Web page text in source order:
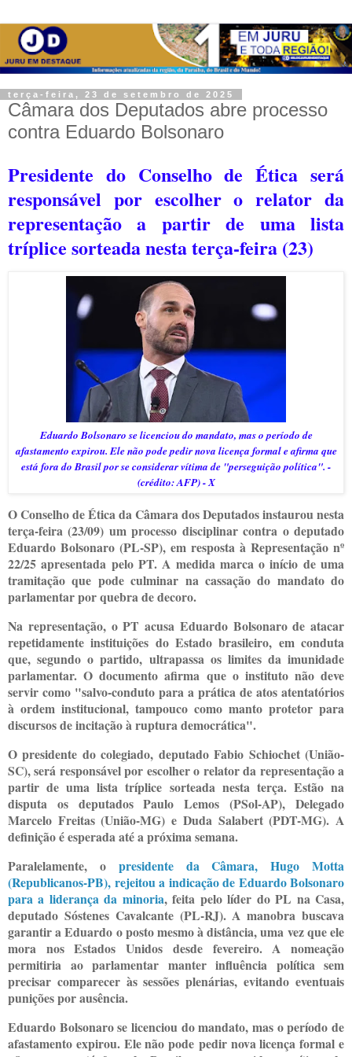
terça-feira, 23 de setembro de 2025
Câmara dos Deputados abre processo
contra Eduardo Bolsonaro
Presidente do Conselho de Ética será
responsável por escolher o relator da
representação a partir de uma lista
tríplice sorteada nesta terça-feira (23)
Eduardo Bolsonaro se licenciou do mandato, mas o período de
afastamento expirou. Ele não pode pedir nova licença formal e afirma que
está fora do Brasil por se considerar vítima de "perseguição política". -
(crédito: AFP) - X
O Conselho de Ética da Câmara dos Deputados instaurou nesta
terça-feira (23/09) um processo disciplinar contra o deputado
Eduardo Bolsonaro (PL-SP), em resposta à Representação nº
22/25 apresentada pelo PT. A medida marca o início de uma
tramitação que pode culminar na cassação do mandato do
parlamentar por quebra de decoro.
Na representação, o PT acusa Eduardo Bolsonaro de atacar
repetidamente instituições do Estado brasileiro, em conduta
que, segundo o partido, ultrapassa os limites da imunidade
parlamentar. O documento afirma que o instituto não deve
servir como "salvo-conduto para a prática de atos atentatórios
à ordem institucional, tampouco como manto protetor para
discursos de incitação à ruptura democrática".
O presidente do colegiado, deputado Fabio Schiochet (União-
SC), será responsável por escolher o relator da representação a
partir de uma lista tríplice sorteada nesta terça. Estão na
disputa os deputados Paulo Lemos (PSol-AP), Delegado
Marcelo Freitas (União-MG) e Duda Salabert (PDT-MG). A
definição é esperada até a próxima semana.
Paralelamente, o presidente da Câmara, Hugo Motta
(Republicanos-PB), rejeitou a indicação de Eduardo Bolsonaro
para a liderança da minoria, feita pelo líder do PL na Casa,
deputado Sóstenes Cavalcante (PL-RJ). A manobra buscava
garantir a Eduardo o posto mesmo à distância, uma vez que ele
mora nos Estados Unidos desde fevereiro. A nomeação
permitiria ao parlamentar manter influência política sem
precisar comparecer às sessões plenárias, evitando eventuais
punições por ausência.
Eduardo Bolsonaro se licenciou do mandato, mas o período de
afastamento expirou. Ele não pode pedir nova licença formal e